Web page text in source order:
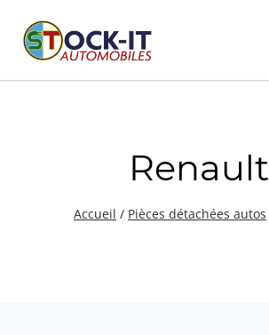
Renault
Accueil / Pièces détachées autos